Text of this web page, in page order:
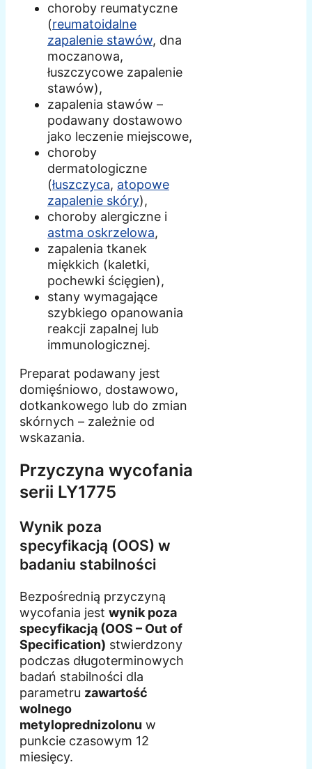
choroby reumatyczne
(reumatoidalne
zapalenie stawów, dna
moczanowa,
łuszczycowe zapalenie
stawów),
zapalenia stawów –
podawany dostawowo
jako leczenie miejscowe,
choroby
dermatologiczne
(łuszczyca, atopowe
zapalenie skóry),
choroby alergiczne i
astma oskrzelowa,
zapalenia tkanek
miękkich (kaletki,
pochewki ścięgien),
stany wymagające
szybkiego opanowania
reakcji zapalnej lub
immunologicznej.
Preparat podawany jest
domięśniowo, dostawowo,
dotkankowego lub do zmian
skórnych – zależnie od
wskazania.
Przyczyna wycofania
serii LY1775
Wynik poza
specyfikacją (OOS) w
badaniu stabilności
Bezpośrednią przyczyną
wycofania jest wynik poza
specyfikacją (OOS – Out of
Specification) stwierdzony
podczas długoterminowych
badań stabilności dla
parametru zawartość
wolnego
metyloprednizolonu w
punkcie czasowym 12
miesięcy.